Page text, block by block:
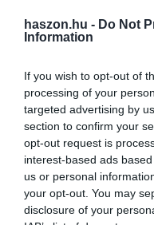
haszon.hu - Do Not
Information
If you wish to opt-out of
processing of your
targeted advertising by
section to confirm your
opt-out request is
interest-based ads
us or personal
your opt-out. You may
disclosure of your
afokhagyma fokozza a
olívaolaj,
a rostban gazdag
vagy a borsó,
a legalább 50-70